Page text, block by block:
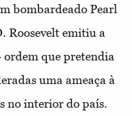
bombardeado Pearl
Roosevelt emitiu a
que pretendia
uma ameaça à
no interior do país.